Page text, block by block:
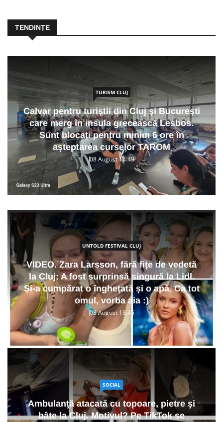
TENDINȚE
TURISM CLUJ
Calvar pentru turiștii din Cluj și București
care merg în insula grecească Lesbos.
Sunt blocați pentru minim 6 ore în
așteptarea curselor TAROM
08 August 14:49
UNTOLD FESTIVAL CLUJ
VIDEO. Zara Larsson, fără fițe de vedetă
la Cluj: A fost surprinsă singură la Lidl.
Și-a cumpărat o înghețată și o apă. Ca tot
omul, vorba aia :)
08 August 18:45
SOCIAL
Ambulanţă atacată cu topoare, pietre şi
bâte la Cluj. Motivul? Pe TikTok se